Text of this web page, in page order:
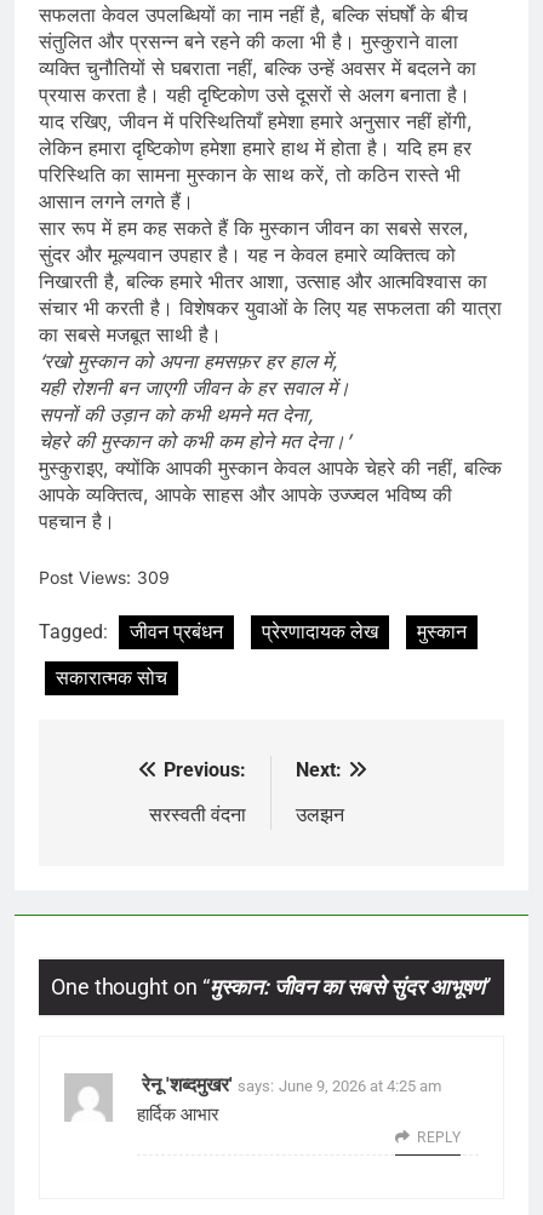
सफलता केवल उपलब्धियों का नाम नहीं है, बल्कि संघर्षों के बीच
संतुलित और प्रसन्न बने रहने की कला भी है। मुस्कुराने वाला
व्यक्ति चुनौतियों से घबराता नहीं, बल्कि उन्हें अवसर में बदलने का
प्रयास करता है। यही दृष्टिकोण उसे दूसरों से अलग बनाता है।
याद रखिए, जीवन में परिस्थितियाँ हमेशा हमारे अनुसार नहीं होंगी,
लेकिन हमारा दृष्टिकोण हमेशा हमारे हाथ में होता है। यदि हम हर
परिस्थिति का सामना मुस्कान के साथ करें, तो कठिन रास्ते भी
आसान लगने लगते हैं।
सार रूप में हम कह सकते हैं कि मुस्कान जीवन का सबसे सरल,
सुंदर और मूल्यवान उपहार है। यह न केवल हमारे व्यक्तित्व को
निखारती है, बल्कि हमारे भीतर आशा, उत्साह और आत्मविश्वास का
संचार भी करती है। विशेषकर युवाओं के लिए यह सफलता की यात्रा
का सबसे मजबूत साथी है।
‘रखो मुस्कान को अपना हमसफ़र हर हाल में,
यही रोशनी बन जाएगी जीवन के हर सवाल में।
सपनों की उड़ान को कभी थमने मत देना,
चेहरे की मुस्कान को कभी कम होने मत देना।’
मुस्कुराइए, क्योंकि आपकी मुस्कान केवल आपके चेहरे की नहीं, बल्कि
आपके व्यक्तित्व, आपके साहस और आपके उज्ज्वल भविष्य की
पहचान है।
Post Views: 309
Tagged: जीवन प्रबंधन प्रेरणादायक लेख
मुस्कान
सकारात्मक सोच
navigation
Previous:
सरस्वती वंदना
Next:
उलझन
One thought on “मुस्कान: जीवन का सबसे सुंदर आभूषण”
रेनू 'शब्दमुखर' says: June 9, 2026 at 4:25 am
हार्दिक आभार
REPLY